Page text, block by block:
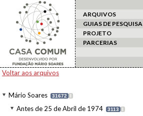
ARQUIVOS
GUIAS DE PESQUISA
PROJETO
PARCERIAS
Voltar aos arquivos
Mário Soares 31672 I
Antes de 25 de Abril de 1974 3113 I